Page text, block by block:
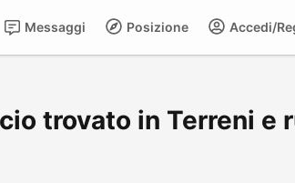
Accedi/
Posizione
Messaggi
trovato in Terreni e